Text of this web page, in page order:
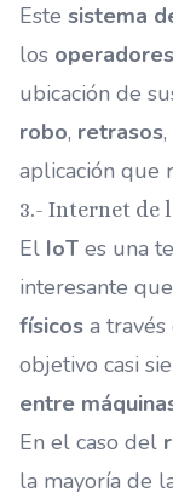
Este sistema
los
ubicación de
robo, retrasos,
aplicación que
3.- Internet de
El IoT es una
interesante
físicos a través
objetivo casi
entre
En el caso del
la mayoría de